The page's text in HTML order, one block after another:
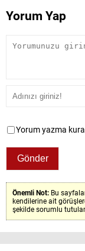
Yorum Yap
Yorum yazma
Önemli Not: Bu
kendilerine ait
şekilde sorumlu